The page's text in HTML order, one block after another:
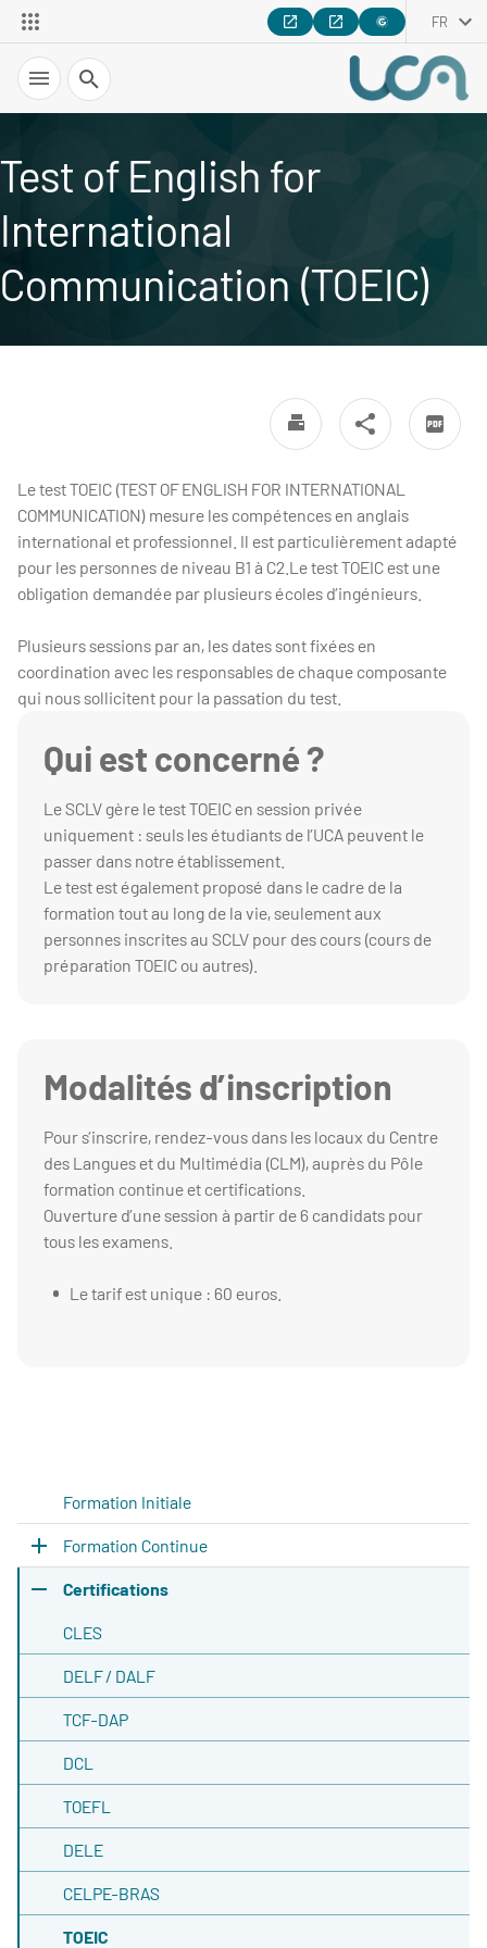
FR
Recherche
Test of English for
International
Communication (TOEIC)
Le test TOEIC (TEST OF ENGLISH FOR INTERNATIONAL
COMMUNICATION) mesure les compétences en anglais
international et professionnel. Il est particulièrement adapté
pour les personnes de niveau B1 à C2.Le test TOEIC est une
obligation demandée par plusieurs écoles d’ingénieurs.
Plusieurs sessions par an, les dates sont fixées en
coordination avec les responsables de chaque composante
qui nous sollicitent pour la passation du test.
Qui est concerné ?
Le SCLV gère le test TOEIC en session privée
uniquement : seuls les étudiants de l’UCA peuvent le
passer dans notre établissement.
Le test est également proposé dans le cadre de la
formation tout au long de la vie, seulement aux
personnes inscrites au SCLV pour des cours (cours de
préparation TOEIC ou autres).
Modalités d’inscription
Pour s’inscrire, rendez-vous dans les locaux du Centre
des Langues et du Multimédia (CLM), auprès du Pôle
formation continue et certifications.
Ouverture d’une session à partir de 6 candidats pour
tous les examens.
Le tarif est unique : 60 euros.
Formation Initiale
Formation Continue
Certifications
CLES
DELF / DALF
TCF-DAP
DCL
TOEFL
DELE
CELPE-BRAS
TOEIC